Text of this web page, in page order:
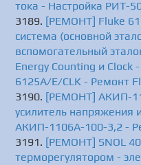
тока - Настройка РИТ-
[РЕМОНТ] Fluke
система (основной
вспомогательный
Energy Counting и Clock
6125A/E/CLK - Ремонт
[РЕМОНТ] АКИП-
усилитель напряжения
АКИП-1106A-100-3,2 -
[РЕМОНТ] SNOL
терморегулятором -